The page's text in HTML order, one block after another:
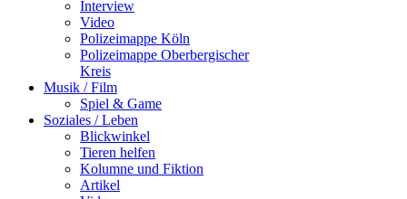
Interview
Video
Polizeimappe Köln
Polizeimappe Oberbergischer
Kreis
Musik / Film
Spiel & Game
Soziales / Leben
Blickwinkel
Tieren helfen
Kolumne und Fiktion
Artikel